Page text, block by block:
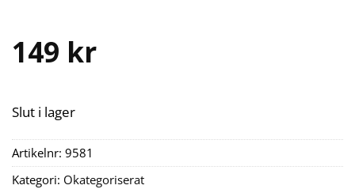
149 kr
Slut i lager
Artikelnr: 9581
Kategori: Okategoriserat